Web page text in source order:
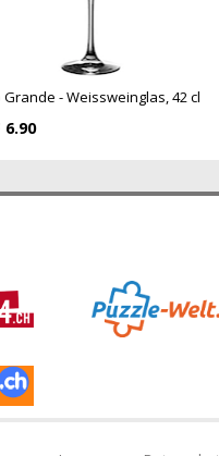
Grande - Weissweinglas, 42 cl
6.90